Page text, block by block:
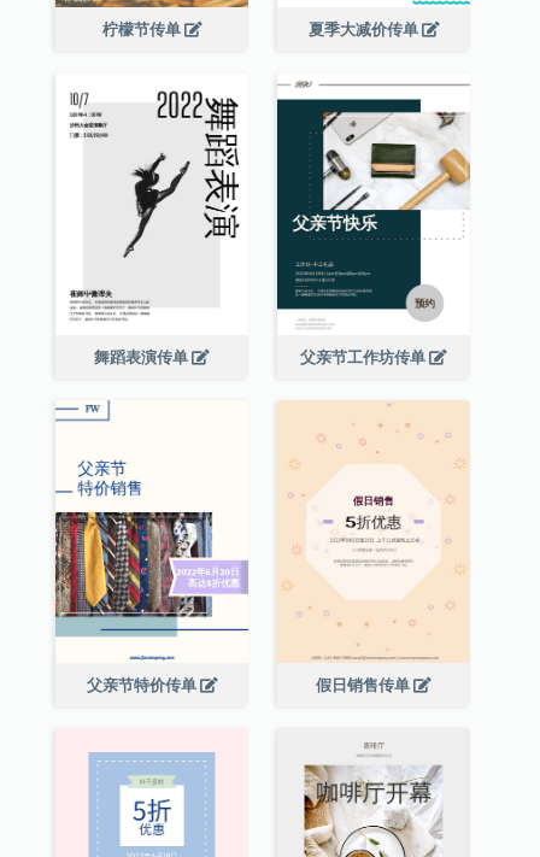
柠檬节传单 夏季大减价传单
舞蹈表演传单 父亲节工作坊传单
父亲节特价传单 假日销售传单